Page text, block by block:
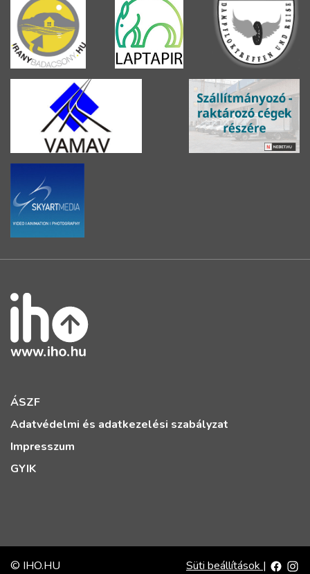
ÁSZF
Adatvédelmi és adatkezelési szabályzat
Impresszum
GYIK
© IHO.HU Süti beállítások |